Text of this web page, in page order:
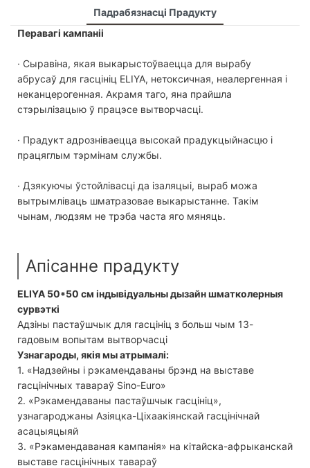
Падрабязнасці Прадукту
Перавагі кампаніі
· Сыравіна, якая выкарыстоўваецца для вырабу
абрусаў для гасцініц ELIYA, нетоксичная, неалергенная і
неканцерогенная. Акрамя таго, яна прайшла
стэрылізацыю ў працэсе вытворчасці.
· Прадукт адрозніваецца высокай прадукцыйнасцю і
працяглым тэрмінам службы.
· Дзякуючы ўстойлівасці да ізаляцыі, выраб можа
вытрымліваць шматразовае выкарыстанне. Такім
чынам, людзям не трэба часта яго мяняць.
Апісанне прадукту
ELIYA 50*50 см індывідуальны дызайн шматколерныя
сурвэткі
Адзіны пастаўшчык для гасцініц з больш чым 13-
гадовым вопытам вытворчасці
Узнагароды, якія мы атрымалі:
1. «Надзейны і рэкамендаваны брэнд на выставе
гасцінічных тавараў Sino-Euro»
2. «Рэкамендаваны пастаўшчык гасцініц»,
узнагароджаны Азіяцка-Ціхаакіянскай гасцінічнай
асацыяцыяй
3. «Рэкамендаваная кампанія» на кітайска-афрыканскай
выставе гасцінічных тавараў